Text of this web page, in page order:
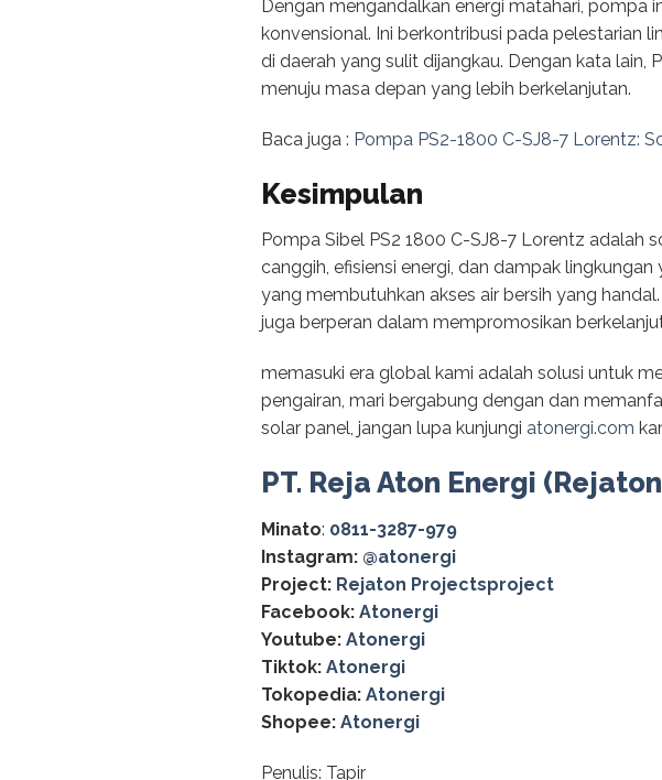
Dengan mengandalkan energi matahari, pompa
konvensional. Ini berkontribusi pada pelestarian
di daerah yang sulit dijangkau. Dengan kata
menuju masa depan yang lebih berkelanjutan.
Baca juga : Pompa PS2-1800 C-SJ8-7 Lorentz:
Kesimpulan
Pompa Sibel PS2 1800 C-SJ8-7 Lorentz adalah
canggih, efisiensi energi, dan dampak
yang membutuhkan akses air bersih yang
juga berperan dalam mempromosikan
memasuki era global kami adalah solusi untuk
pengairan, mari bergabung dengan dan
solar panel, jangan lupa kunjungi atonergi.com
PT. Reja Aton Energi
Minato: 0811-3287-979
Instagram: @‌atonergi
Project: Rejaton Projectsproject
Facebook: Atonergi
Youtube: Atonergi
Tiktok: Atonergi
Tokopedia: Atonergi
Shopee: Atonergi
Penulis: Tapir